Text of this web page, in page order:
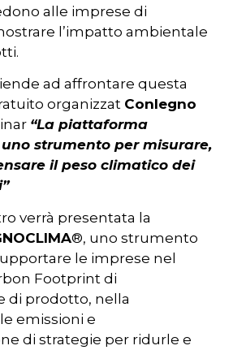
alle imprese di
l’impatto ambientale
ad affrontare questa
organizzat Conlegno
“La piattaforma
uno strumento per misurare,
il peso climatico dei
verrà presentata la
®, uno strumento
le imprese nel
Footprint di
di prodotto, nella
emissioni e
di strategie per ridurle e